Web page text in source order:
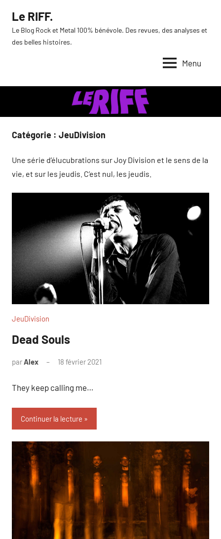
contenu
Le RIFF.
Le Blog Rock et Metal 100% bénévole. Des revues, des analyses et
des belles histoires.
Menu
Catégorie : JeuDivision
Une série d’élucubrations sur Joy Division et le sens de la
vie, et sur les jeudis. C’est nul, les jeudis.
JeuDivision
Dead Souls
parAlex 18 février 2021
They keep calling me…
Continuer la lecture